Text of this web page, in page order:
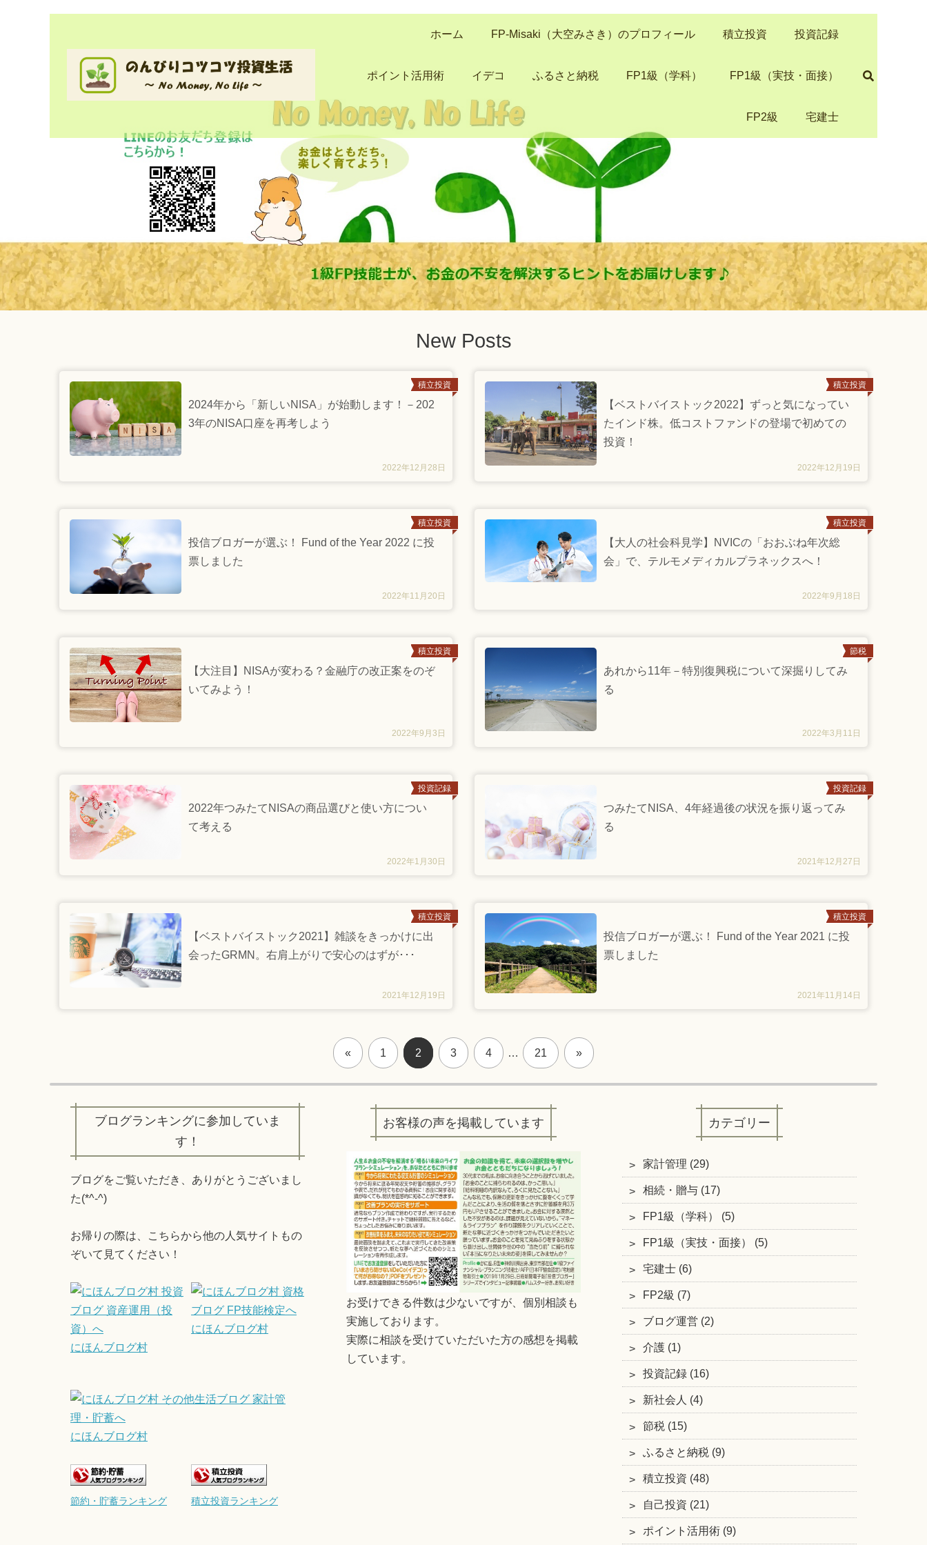
ホーム FP-Misaki（大空みさき）のプロフィール 積立投資 投資記録
ポイント活用術 イデコ ふるさと納税 FP1級（学科） FP1級（実技・面接）
FP2級 宅建士
New Posts
2024年から「新しいNISA」が始動します！－202
3年のNISA口座を再考しよう
2022年12月28日
積立投資
【ベストバイストック2022】ずっと気になってい
たインド株。低コストファンドの登場で初めての
投資！
2022年12月19日
積立投資
投信ブロガーが選ぶ！ Fund of the Year 2022 に投
票しました
2022年11月20日
積立投資
【大人の社会科見学】NVICの「おおぶね年次総
会」で、テルモメディカルプラネックスへ！
2022年9月18日
積立投資
【大注目】NISAが変わる？金融庁の改正案をのぞ
いてみよう！
2022年9月3日
積立投資
あれから11年－特別復興税について深掘りしてみ
る
2022年3月11日
節税
2022年つみたてNISAの商品選びと使い方につい
て考える
2022年1月30日
投資記録
つみたてNISA、4年経過後の状況を振り返ってみ
る
2021年12月27日
投資記録
【ベストバイストック2021】雑談をきっかけに出
会ったGRMN。右肩上がりで安心のはずが･･･
2021年12月19日
積立投資
投信ブロガーが選ぶ！ Fund of the Year 2021 に投
票しました
2021年11月14日
積立投資
« 1 2 3 4 … 21 »
ブログランキングに参加していま
す！
ブログをご覧いただき、ありがとうございまし
た(*^-^)
お帰りの際は、こちらから他の人気サイトもの
ぞいて見てください！
にほんブログ村
にほんブログ村
にほんブログ村
節約・貯蓄ランキング 積立投資ランキング
お客様の声を掲載しています
お受けできる件数は少ないですが、個別相談も
実施しております。
実際に相談を受けていただいた方の感想を掲載
しています。
カテゴリー
家計管理 (29)
相続・贈与 (17)
FP1級（学科） (5)
FP1級（実技・面接） (5)
宅建士 (6)
FP2級 (7)
ブログ運営 (2)
介護 (1)
投資記録 (16)
新社会人 (4)
節税 (15)
ふるさと納税 (9)
積立投資 (48)
自己投資 (21)
ポイント活用術 (9)